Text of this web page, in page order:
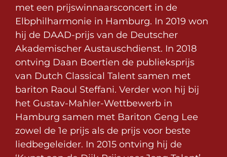
met een prijswinnaarsconcert in de
Elbphilharmonie in Hamburg. In 2019 won
hij de DAAD-prijs van de Deutscher
Akademischer Austauschdienst. In 2018
ontving Daan Boertien de publieksprijs
van Dutch Classical Talent samen met
bariton Raoul Steffani. Verder won hij bij
het Gustav-Mahler-Wettbewerb in
Hamburg samen met Bariton Geng Lee
zowel de 1e prijs als de prijs voor beste
liedbegeleider. In 2015 ontving hij de